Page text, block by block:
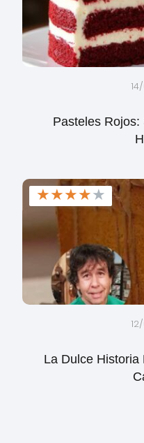
Pasteles
★★★★★
La Dulce Historia